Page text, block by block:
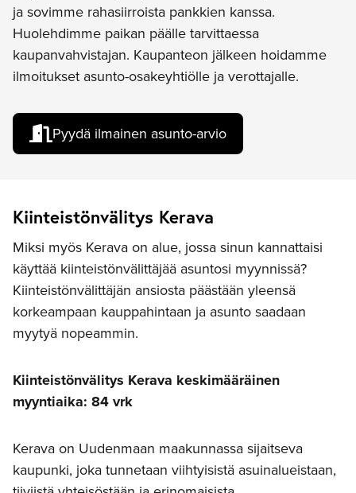
ja sovimme rahasiirroista pankkien kanssa.
Huolehdimme paikan päälle tarvittaessa
kaupanvahvistajan. Kaupanteon jälkeen hoidamme
ilmoitukset asunto-osakeyhtiölle ja verottajalle.
Pyydä ilmainen asunto-arvio
Kiinteistönvälitys Kerava
Miksi myös Kerava on alue, jossa sinun kannattaisi
käyttää kiinteistönvälittäjää asuntosi myynnissä?
Kiinteistönvälittäjän ansiosta päästään yleensä
korkeampaan kauppahintaan ja asunto saadaan
myytyä nopeammin.
Kiinteistönvälitys Kerava keskimääräinen
myyntiaika: 84 vrk
Kerava on Uudenmaan maakunnassa sijaitseva
kaupunki, joka tunnetaan viihtyisistä asuinalueistaan,